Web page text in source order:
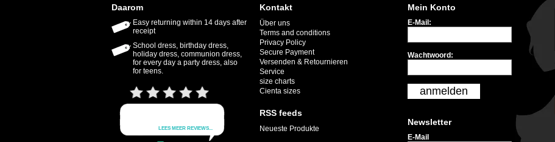
Daarom
Easy returning within 14 days after
receipt
School dress, birthday dress,
holiday dress, communion dress,
for every day a party dress, also
for teens.
Kontakt
Über uns
Terms and conditions
Privacy Policy
Secure Payment
Versenden & Retournieren
Service
size charts
Cienta sizes
RSS feeds
Neueste Produkte
Mein Konto
E-Mail:
Wachtwoord:
anmelden
Newsletter
E-Mail